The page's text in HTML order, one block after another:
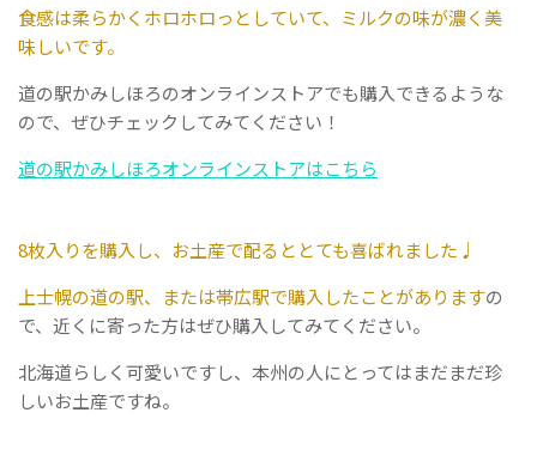
食感は柔らかくホロホロっとしていて、ミルクの味が濃く美
味しいです。
道の駅かみしほろのオンラインストアでも購入できるような
ので、ぜひチェックしてみてください！
道の駅かみしほろオンラインストアはこちら
8枚入りを購入し、お土産で配るととても喜ばれました♩
上士幌の道の駅、または帯広駅で購入したことがありますの
で、近くに寄った方はぜひ購入してみてください。
北海道らしく可愛いですし、本州の人にとってはまだまだ珍
しいお土産ですね。